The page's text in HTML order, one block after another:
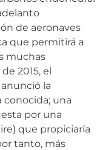
de aeronaves
que permitirá a
muchas
2015, el
la
conocida; una
por una
que propiciaría
tanto, más